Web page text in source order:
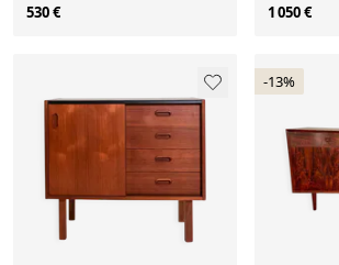
530 € 1 050 €
-13%